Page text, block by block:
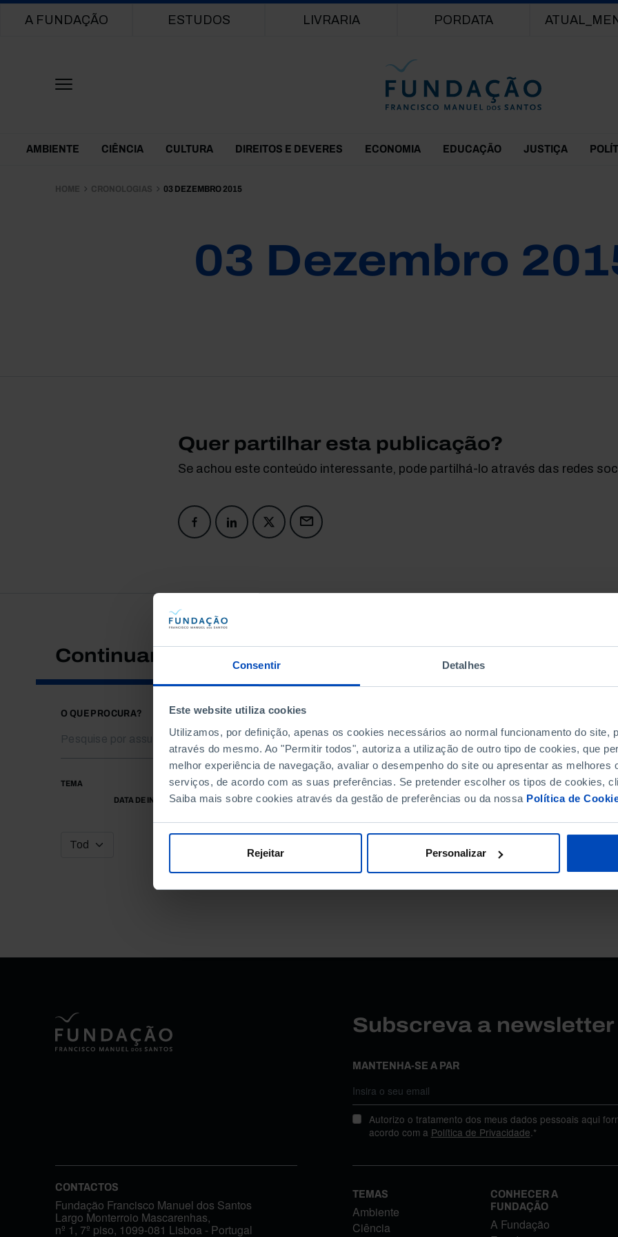
Consentir Detalhes
Este website utiliza cookies
Utilizamos, por definição, apenas os cookies necessários ao normal funcionamento do site,
através do mesmo. Ao "Permitir todos", autoriza a utilização de outro tipo de cookies, que
melhor experiência de navegação, avaliar o desempenho do site ou apresentar as melhores
serviços, de acordo com as suas preferências. Se pretender escolher os tipos de cookies,
Saiba mais sobre cookies através da gestão de preferências ou da nossa Política de
Rejeitar Personalizar
Main navigation
A FUNDAÇÃO ESTUDOS LIVRARIA PORDATA
Themes Menu
AMBIENTE CIÊNCIA CULTURA DIREITOS E DEVERES ECONOMIA EDUCAÇÃO JUSTIÇA
HOME CRONOLOGIAS 03 DEZEMBRO 2015
03 Dezembro
Quer partilhar esta publicação?
Se achou este conteúdo interessante, pode partilhá-lo através das redes
Continuar a pesquisar
O QUE PROCURA?
TEMA
DATA DE INÍCIO
DATA DE FIM
Subscreva a
MANTENHA-SE A PAR
Autorizo o tratamento dos meus dados pessoais aqui
acordo com a Política de Privacidade.*
CONTACTOS
Fundação Francisco Manuel dos Santos
Largo Monterroio Mascarenhas,
nº 1, 7º piso, 1099-081 Lisboa - Portugal
TEMAS
Ambiente
Ciência
CONHECER A
FUNDAÇÃO
A Fundação